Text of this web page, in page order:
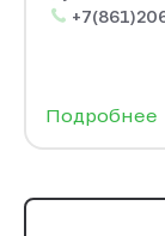
Подробнее